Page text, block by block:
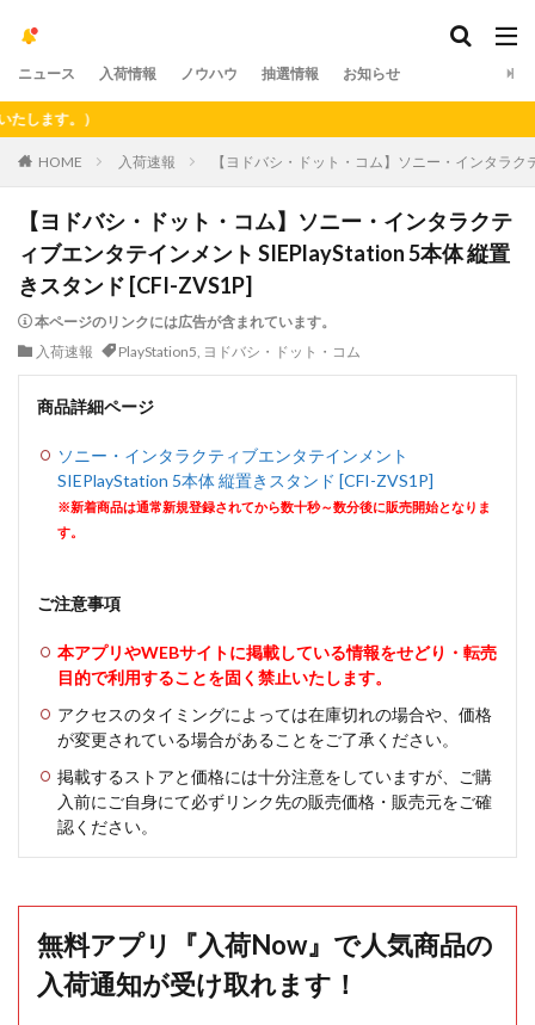
ニュース 入荷情報 ノウハウ 抽選情報 お知らせ
す。）
HOME 入荷速報 【ヨドバシ・ドット・コム】ソニー・インタラ
【ヨドバシ・ドット・コム】ソニー・インタラクテ
ィブエンタテインメント SIEPlayStation 5本体 縦置
きスタンド [CFI-ZVS1P]
本ページのリンクには広告が含まれています。
入荷速報
PlayStation5, ヨドバシ・ドット・コム
商品詳細ページ
ソニー・インタラクティブエンタテインメント
SIEPlayStation 5本体 縦置きスタンド [CFI-ZVS1P]
※新着商品は通常新規登録されてから数十秒～数分後に販売開始となりま
す。
ご注意事項
本アプリやWEBサイトに掲載している情報をせどり・転売
目的で利用することを固く禁止いたします。
アクセスのタイミングによっては在庫切れの場合や、価格
が変更されている場合があることをご了承ください。
掲載するストアと価格には十分注意をしていますが、ご購
入前にご自身にて必ずリンク先の販売価格・販売元をご確
認ください。
無料アプリ『入荷Now』で人気商品の
入荷通知が受け取れます！